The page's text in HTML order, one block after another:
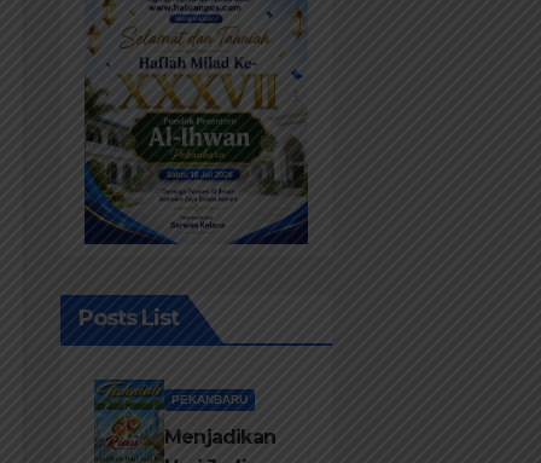
Posts List
PEKANBARU
Menjadikan